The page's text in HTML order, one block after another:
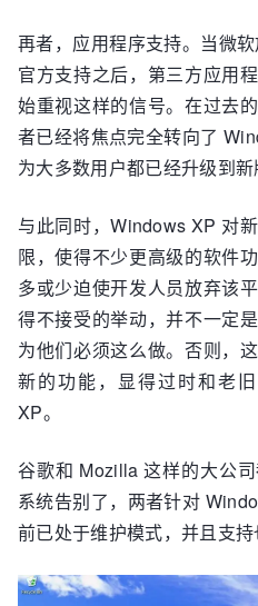
再者，应用程序支持。当微
官方支持之后，第三方应用
始重视这样的信号。在过去
者已经将焦点完全转向了
为大多数用户都已经升级到新
与此同时，Windows XP 对
限，使得不少更高级的软件
多或少迫使开发人员放弃该
得不接受的举动，并不一定
为他们必须这么做。否则，
新的功能，显得过时和老
XP。
谷歌和 Mozilla 这样的大公
系统告别了，两者针对
前已处于维护模式，并且支持